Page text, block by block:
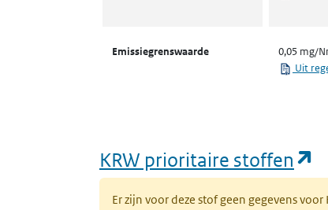
Emissiegrenswaarde
0,05 mg/
Uit
KRW prioritaire stoffen
Er zijn voor deze stof geen gegevens